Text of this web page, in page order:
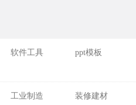
软件工具
ppt模板
工业制造
装修建材